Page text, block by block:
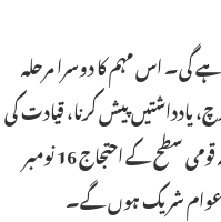
گی۔ اس مہم کا دوسرا مرحلہ
یادداشتیں پیش کرنا، قیادت کی
گرفتاریاں، گول میز اجلاس، بین المذاہب کانفرنسیں اور پریس کانفرنسیں شامل ہیں۔ یہ قومی سطح کے احتجاج 16 نومبر